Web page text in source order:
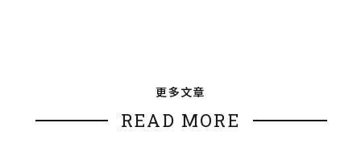
更多文章
READ MORE